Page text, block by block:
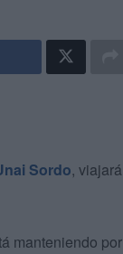
Sordo, viajará
manteniendo por